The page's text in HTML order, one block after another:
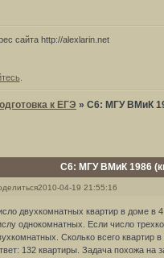
сайта http://alexlarin.net
.
к ЕГЭ »С6: МГУ ВМиК
С6: МГУ ВМиК 1986
2010-04-19 21:55:16
двухкомнатных квартир в доме в
однокомнатных. Если число
Сколько всего квартир
132 квартиры. Задача похожа на